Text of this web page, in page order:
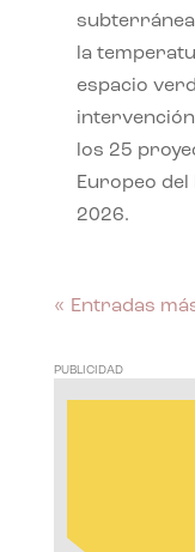
la
espacio
los 25
Europeo del
2026.
« Entradas
PUBLICIDAD